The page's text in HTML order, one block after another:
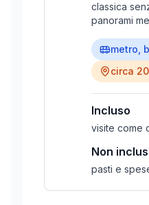
classica
panorami
metro,
circa
Incluso
visite come
Non
pasti e